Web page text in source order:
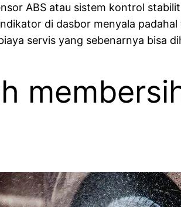
ABS atau sistem kontrol
di dasbor menyala
servis yang sebenarnya bisa